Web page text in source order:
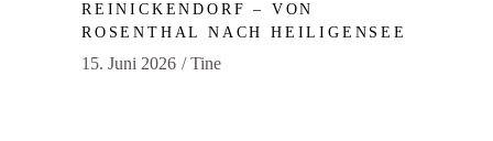
REINICKENDORF – VON
ROSENTHAL NACH HEILIGENSEE
15. Juni 2026 Tine